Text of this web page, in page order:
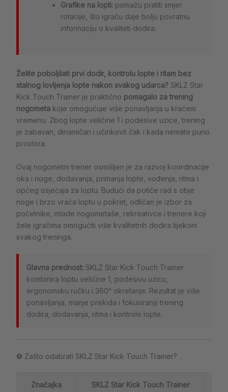
Grafike na lopti: pomažu pratiti smjer
rotacije, što igraču daje bolju povratnu
informaciju o kvaliteti dodira.
Želite poboljšati prvi dodir, kontrolu lopte i ritam bez
stalnog lovljenja lopte nakon svakog udarca? SKLZ Star
Kick Touch Trainer je praktično pomagalo za trening
nogometa koje omogućuje više ponavljanja u kraćem
vremenu. Zbog lopte veličine 1 i podesive uzice, trening
je zabavan, dinamičan i učinkovit čak i kada nemate puno
prostora.
Ovaj nogometni trener osmišljen je za razvoj koordinacije
oka i noge, dodavanja, primanja lopte, vođenja, ritma i
općeg osjećaja za loptu. Budući da potiče rad s obje
noge i brzo vraća loptu u pokret, odličan je izbor za
početnike, mlade nogometaše, rekreativce i trenere koji
žele igračima omogućiti više kvalitetnih dodira tijekom
svakog treninga.
Glavna prednost: SKLZ Star Kick Touch Trainer
kombinira loptu veličine 1, podesivu uzicu,
ergonomsku ručku i 360° okretanje. Rezultat je više
ponavljanja, manje prekida i fokusiraniji trening
dodira, dodavanja, ritma i kontrole lopte.
⚽ Zašto odabrati SKLZ Star Kick Touch Trainer?
Značajka SKLZ Star Kick Touch Trainer